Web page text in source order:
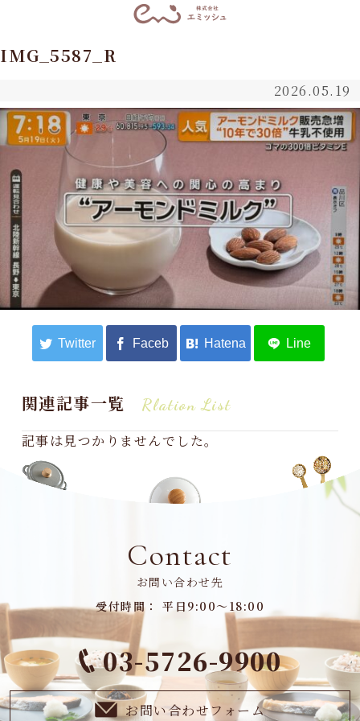
IMG_5587_R
2026.05.19
関連記事一覧 Rlation List
記事は見つかりませんでした。
Contact
お問い合わせ先
受付時間： 平日9:00～18:00
03-5726-9900
お問い合わせフォーム